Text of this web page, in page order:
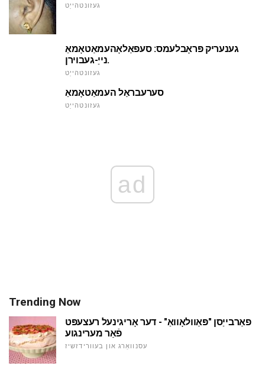
געזונטהייַט
גענעריק פּראָבלעמס: סעפאַלאָהעמאַטאָמאַ
נייַ-געבוירן.
געזונטהייַט
סערעבראַל העמאַטאָמאַ
געזונטהייַט
ad
Trending Now
פאַרבייַסן "פּאַוולאָוואַ" - דער אָריגינעל רעצעפּט
פֿאַר מערינגוע
עסנוואַרג און בעוורידזשיז